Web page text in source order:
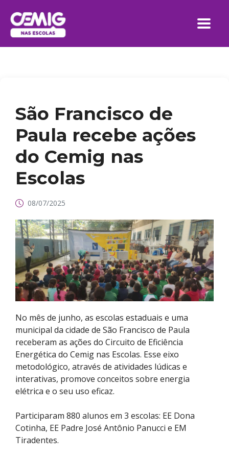
São Francisco de
Paula recebe ações
do Cemig nas
Escolas
08/07/2025
No mês de junho, as escolas estaduais e uma
municipal da cidade de São Francisco de Paula
receberam as ações do Circuito de Eficiência
Energética do Cemig nas Escolas. Esse eixo
metodológico, através de atividades lúdicas e
interativas, promove conceitos sobre energia
elétrica e o seu uso eficaz.
Participaram 880 alunos em 3 escolas: EE Dona
Cotinha, EE Padre José Antônio Panucci e EM
Tiradentes.